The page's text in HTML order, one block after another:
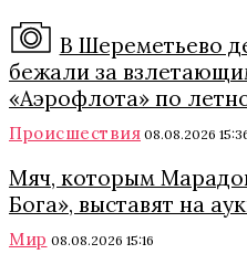
В Шереметьево
бежали за
«Аэрофлота» по
Происшествия 08.08.2026
Мяч, которым
Бога», выставят на
Мир 08.08.2026 15:16